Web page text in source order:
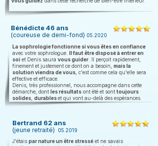
Bénédicte 46 ans
(coureuse de demi-fond) 05.2020
La sophrologie fonctionne si vous êtes en confiance
avec votre sophrologue. Il faut être disposé à entrer en
soi et Denis saura vous guider . Il perçoit rapidement,
finement et justement ce dont on a besoin, mais la
solution viendra de vous , c'est comme cela qu'elle sera
effective et efficace.
Denis, très professionnel, nous accompagne dans cette
démarche, dont les résultats ont été et sont toujours
solides durableset qui vont au-delà des espérances.
Bertrand 62 ans
(jeune retraité)
05.2019
J'étais par nature un être stressé et ne savais